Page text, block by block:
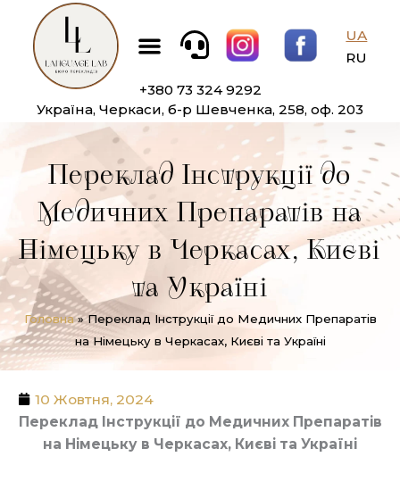
Перейти
вмісту
Меню
UA
RU
+380 73 324 9292
Україна, Черкаси, б-р Шевченка, 258, оф. 203
Переклад Інструкції до
Медичних Препаратів на
Німецьку в Черкасах, Києві
та Україні
Головна»Переклад Інструкції до Медичних Препаратів
на Німецьку в Черкасах, Києві та Україні
10 Жовтня, 2024
Переклад Інструкції до Медичних Препаратів
на Німецьку в Черкасах, Києві та Україні